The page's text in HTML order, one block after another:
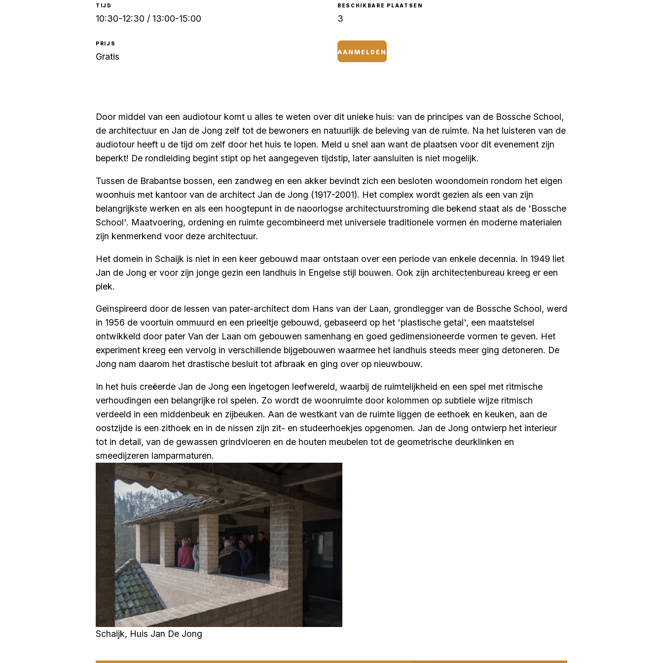
TIJD
10:30-12:30 / 13:00-15:00
BESCHIKBARE PLAATSEN
3
PRIJS
Gratis AANMELDEN
Door middel van een audiotour komt u alles te weten over dit unieke huis: van de principes van de Bossche School,
de architectuur en Jan de Jong zelf tot de bewoners en natuurlijk de beleving van de ruimte. Na het luisteren van de
audiotour heeft u de tijd om zelf door het huis te lopen. Meld u snel aan want de plaatsen voor dit evenement zijn
beperkt! De rondleiding begint stipt op het aangegeven tijdstip, later aansluiten is niet mogelijk.
Tussen de Brabantse bossen, een zandweg en een akker bevindt zich een besloten woondomein rondom het eigen
woonhuis met kantoor van de architect Jan de Jong (1917-2001). Het complex wordt gezien als een van zijn
belangrijkste werken en als een hoogtepunt in de naoorlogse architectuurstroming die bekend staat als de 'Bossche
School'. Maatvoering, ordening en ruimte gecombineerd met universele traditionele vormen én moderne materialen
zijn kenmerkend voor deze architectuur.
Het domein in Schaijk is niet in een keer gebouwd maar ontstaan over een periode van enkele decennia. In 1949 liet
Jan de Jong er voor zijn jonge gezin een landhuis in Engelse stijl bouwen. Ook zijn architectenbureau kreeg er een
plek.
Geïnspireerd door de lessen van pater-architect dom Hans van der Laan, grondlegger van de Bossche School, werd
in 1956 de voortuin ommuurd en een prieeltje gebouwd, gebaseerd op het 'plastische getal', een maatstelsel
ontwikkeld door pater Van der Laan om gebouwen samenhang en goed gedimensioneerde vormen te geven. Het
experiment kreeg een vervolg in verschillende bijgebouwen waarmee het landhuis steeds meer ging detoneren. De
Jong nam daarom het drastische besluit tot afbraak en ging over op nieuwbouw.
In het huis creëerde Jan de Jong een ingetogen leefwereld, waarbij de ruimtelijkheid en een spel met ritmische
verhoudingen een belangrijke rol spelen. Zo wordt de woonruimte door kolommen op subtiele wijze ritmisch
verdeeld in een middenbeuk en zijbeuken. Aan de westkant van de ruimte liggen de eethoek en keuken, aan de
oostzijde is een zithoek en in de nissen zijn zit- en studeerhoekjes opgenomen. Jan de Jong ontwierp het interieur
tot in detail, van de gewassen grindvloeren en de houten meubelen tot de geometrische deurklinken en
smeedijzeren lamparmaturen.
Schaijk, Huis Jan De Jong